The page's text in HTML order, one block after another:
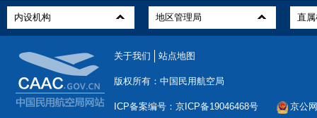
关于我们 站点地图
版权所有：中国民用航空局
ICP备案编号：京ICP备19046468号 京公